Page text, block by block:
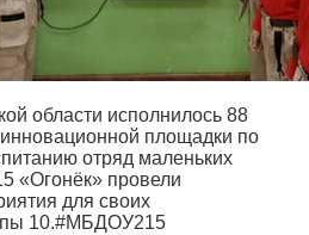
области исполнилось 88
площадки по
отряд маленьких
«Огонёк» провели
для своих
10.#МБДОУ215